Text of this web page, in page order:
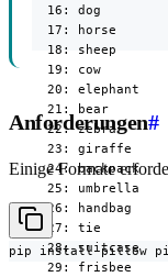
  16: dog
  17: horse
  18: sheep
  19: cow
  20: elephant
  21: bear
  22: zebra
  23: giraffe
  24: backpack
  25: umbrella
  26: handbag
  27: tie
  28: suitcase
  29: frisbee
Anforderungen#
Einige Formate
pip install pillow